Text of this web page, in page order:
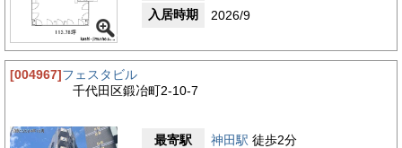
入居時期
2026/9
[004967]フェスタビル
千代田区鍛冶町2-10-7
最寄駅 神田駅 徒歩2分